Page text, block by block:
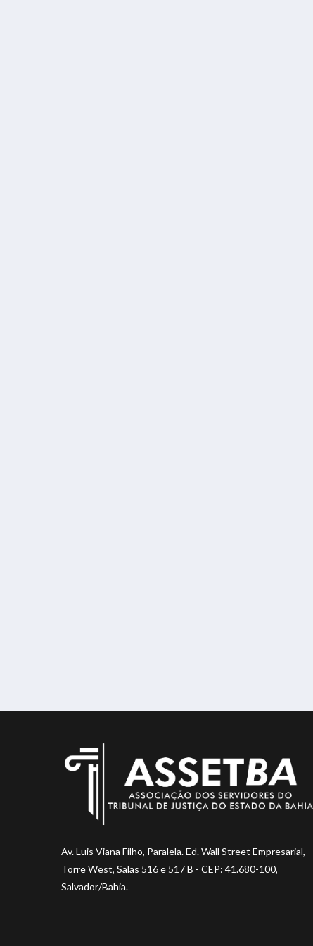
Av. Luis Viana Filho, Paralela. Ed. Wall Street Empresarial,
Torre West, Salas 516 e 517 B - CEP: 41.680-100,
Salvador/Bahia.